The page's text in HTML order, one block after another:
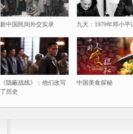
新中国民间外交实录 九天：1979年邓小平
《隐蔽战线》：他们改写
了历史
中国美食探秘